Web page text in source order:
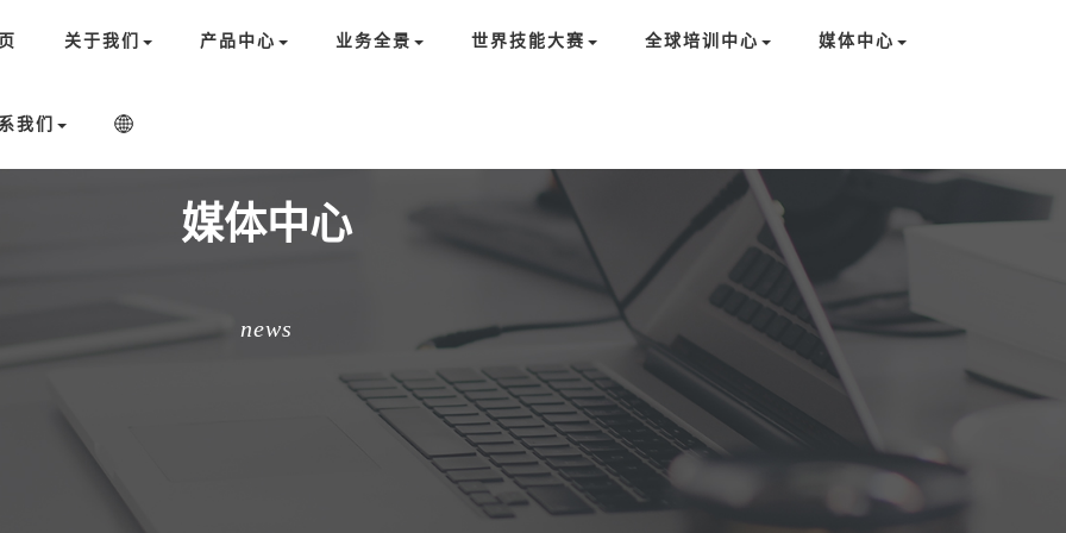
关于我们 产品中心 业务全景 世界技能大赛 全球培训中心 媒体中心
我们
媒体中心
news